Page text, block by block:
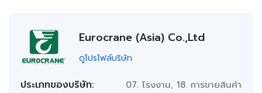
Eurocrane (Asia) Co.,Ltd
ดูโปรไฟล์บริษัท
ประเภทของบริษัท: 07. โรงงาน, 18. การขายสินค้า